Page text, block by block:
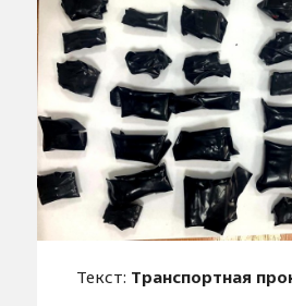
Текст: Транспортная